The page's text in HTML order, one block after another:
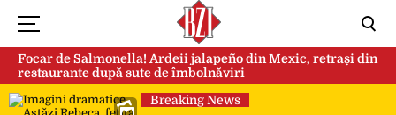
Focar de Salmonella! Ardeii jalapeño din Mexic, retrași din
restaurante după sute de îmbolnăviri
Breaking News